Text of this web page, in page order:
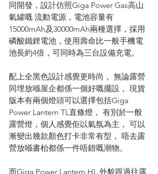
同開發，設計仿照Giga Power Gas高山
氣罐嘅 流動電源，電池容量有
15000mAh及30000mAh兩種選擇，採用
磷酸鐵鋰電池，使用壽命比一般手機電
池長約4倍，可同時為三台設備充電。
配上全黑色設計感覺更時尚， 無論露營
同埋放喺屋企都係一個好嘅擺設， 現貨
版本有兩個燈頭可以選擇包括Giga
Power Lantern TL直條燈， 有別於一般
露營燈，個人感覺佢以氣氛為主， 可以
漸變出幾款顏色打卡非常有型， 唔去露
營放喺書枱都係一件唔錯嘅潮物。
而Giga Power Lantern HL 外貌跟過往露